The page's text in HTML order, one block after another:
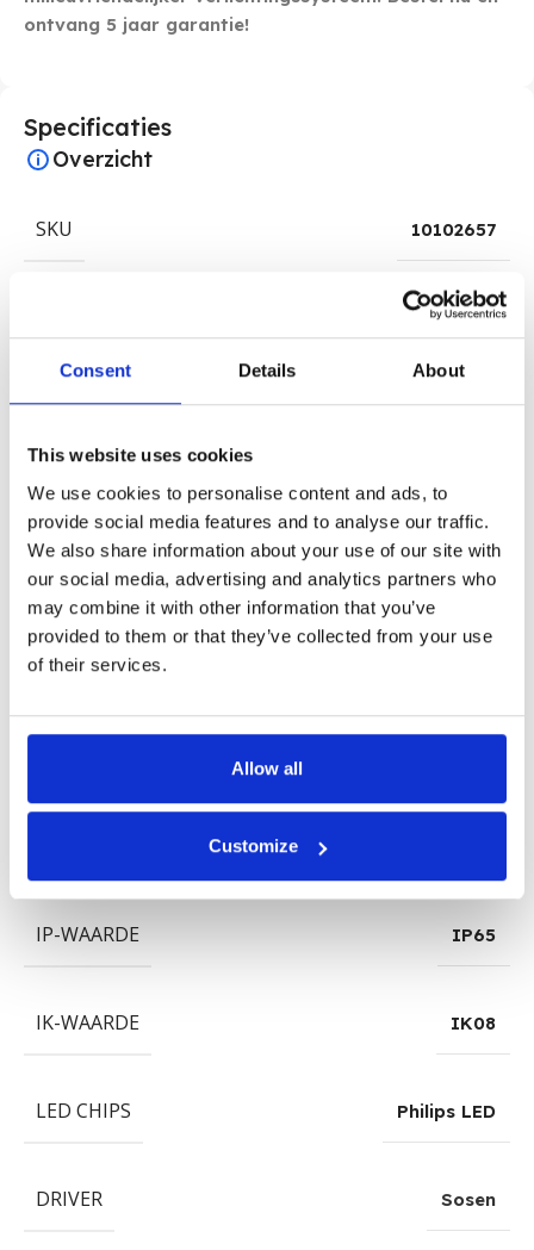
Consent Details About
This website uses cookies
We use cookies to personalise content and ads, to
provide social media features and to analyse our traffic.
We also share information about your use of our site with
our social media, advertising and analytics partners who
may combine it with other information that you’ve
provided to them or that they’ve collected from your use
of their services.
Allow all
Customize
ontvang 5 jaar garantie!
Specificaties
Overzicht
SKU 10102657
Per Stuk
WATTAGE 150 Watt
VERVANGT (WATTAGE) 750 Watt
LICHTOPBRENGST 22.500 Lumen
LUMEN PER WATT
KLEURTEMPERATUUR
IP-WAARDE IP65
IK-WAARDE IK08
LED CHIPS Philips LED
DRIVER Sosen